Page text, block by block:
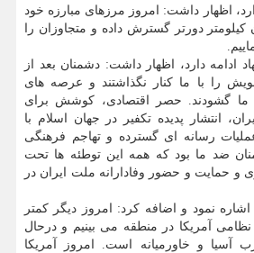
اظهار داشت: امروز مرزهای مبارزه خود
دورتر گسترش داده و متجاوزان را
ادامه دارد، اظهار داشت: دشمنان بعد از
را با ما کنار نگذاشتند و عرصه های
گشودند. حصر اقتصادی، کوشش برای
انتشار پدیده تکفیر در جهان اسلام با
رسانه ای گسترده و تهاجم فرهنگی
ضد ما بود که همه این توطئه ها تحت
و حمایت و حضور وفادارانه ملت ایران در
نمود و اضافه کرد: امروز دیگر کمتر
آمریکا در منطقه می بینیم و درحال
آسیا و خاورمیانه است. امروز آمریکا